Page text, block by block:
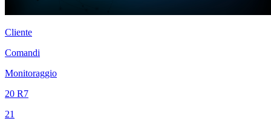
Cliente
Comandi
Monitoraggio
20 R7
21